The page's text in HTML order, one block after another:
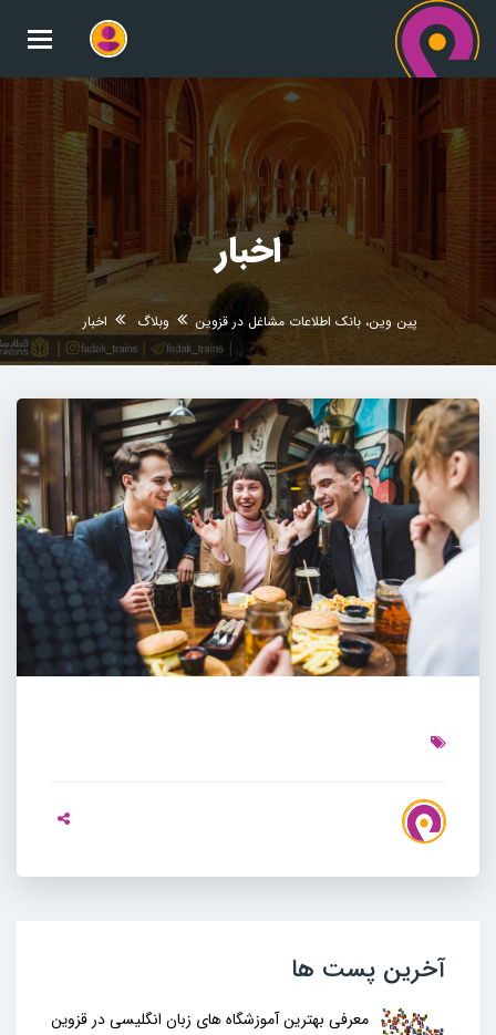
اخبار
پین وین، بانک اطلاعات مشاغل در قزوین وبلاگ اخبار
آخرین پست ها
معرفی بهترین آموزشگاه های زبان انگلیسی در قزوین